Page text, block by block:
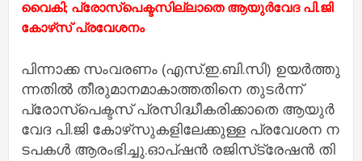
വൈകി; പ്രോസ്​പെക്ടസില്ലാതെ ആയുർവേദ പി.ജി
കോഴ്​സ്​ പ്രവേശനം
പി​ന്നാ​ക്ക സം​വ​ര​ണം (എ​സ്.​ഇ.​ബി.​സി) ഉ​യ​ർ​ത്തു​
ന്ന​തി​ൽ തീ​രു​മാ​ന​മാ​കാ​ത്ത​തി​നെ തു​ട​ർ​ന്ന്​
പ്രോ​സ്​​പെ​ക്ട​സ്​ പ്ര​സി​ദ്ധീ​ക​രിക്കാ​തെ ആ​യു​ർ​
വേ​ദ പി.​ജി കോ​ഴ്​​സു​ക​ളി​ലേ​ക്കു​ള്ള പ്ര​വേ​ശ​ന ന​
ട​പക​ൾ ആ​രം​ഭി​ച്ചു.ഓ​പ്​​ഷ​ൻ ര​ജി​സ്​​ട്രേ​ഷ​ൻ തി​